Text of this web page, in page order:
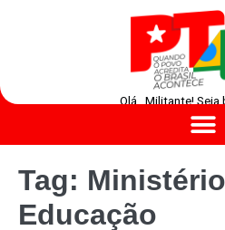
Olá , Militante!
Tag:
Educação